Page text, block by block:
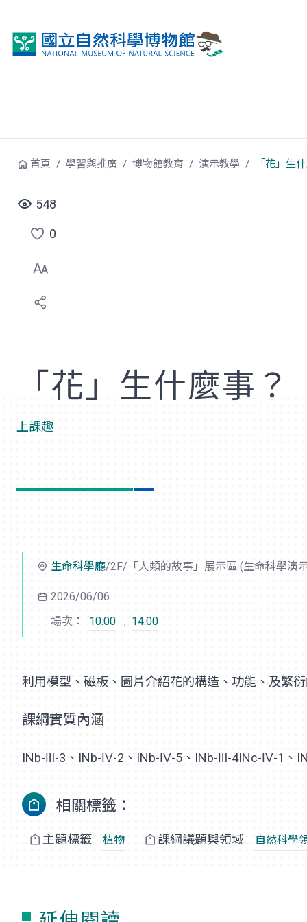
首頁 學習與推廣 博物館教育 演示教學 「花」生
548
點
選
喜
0
「花」生什麼事？
上課趣
生命科學廳/2F/「人類的故事」展示區 (生命科學演
2026/06/06
場次：
10:00 , 14:00
利用模型、磁板、圖片介紹花的構造、功能、及繁
課綱實質內涵
INb-Ⅲ-3、INb-Ⅳ-2、INb-Ⅳ-5、INb-Ⅲ-4INc-Ⅳ-1、
相關標籤：
主題標籤 植物 課綱議題與領域 自然科學